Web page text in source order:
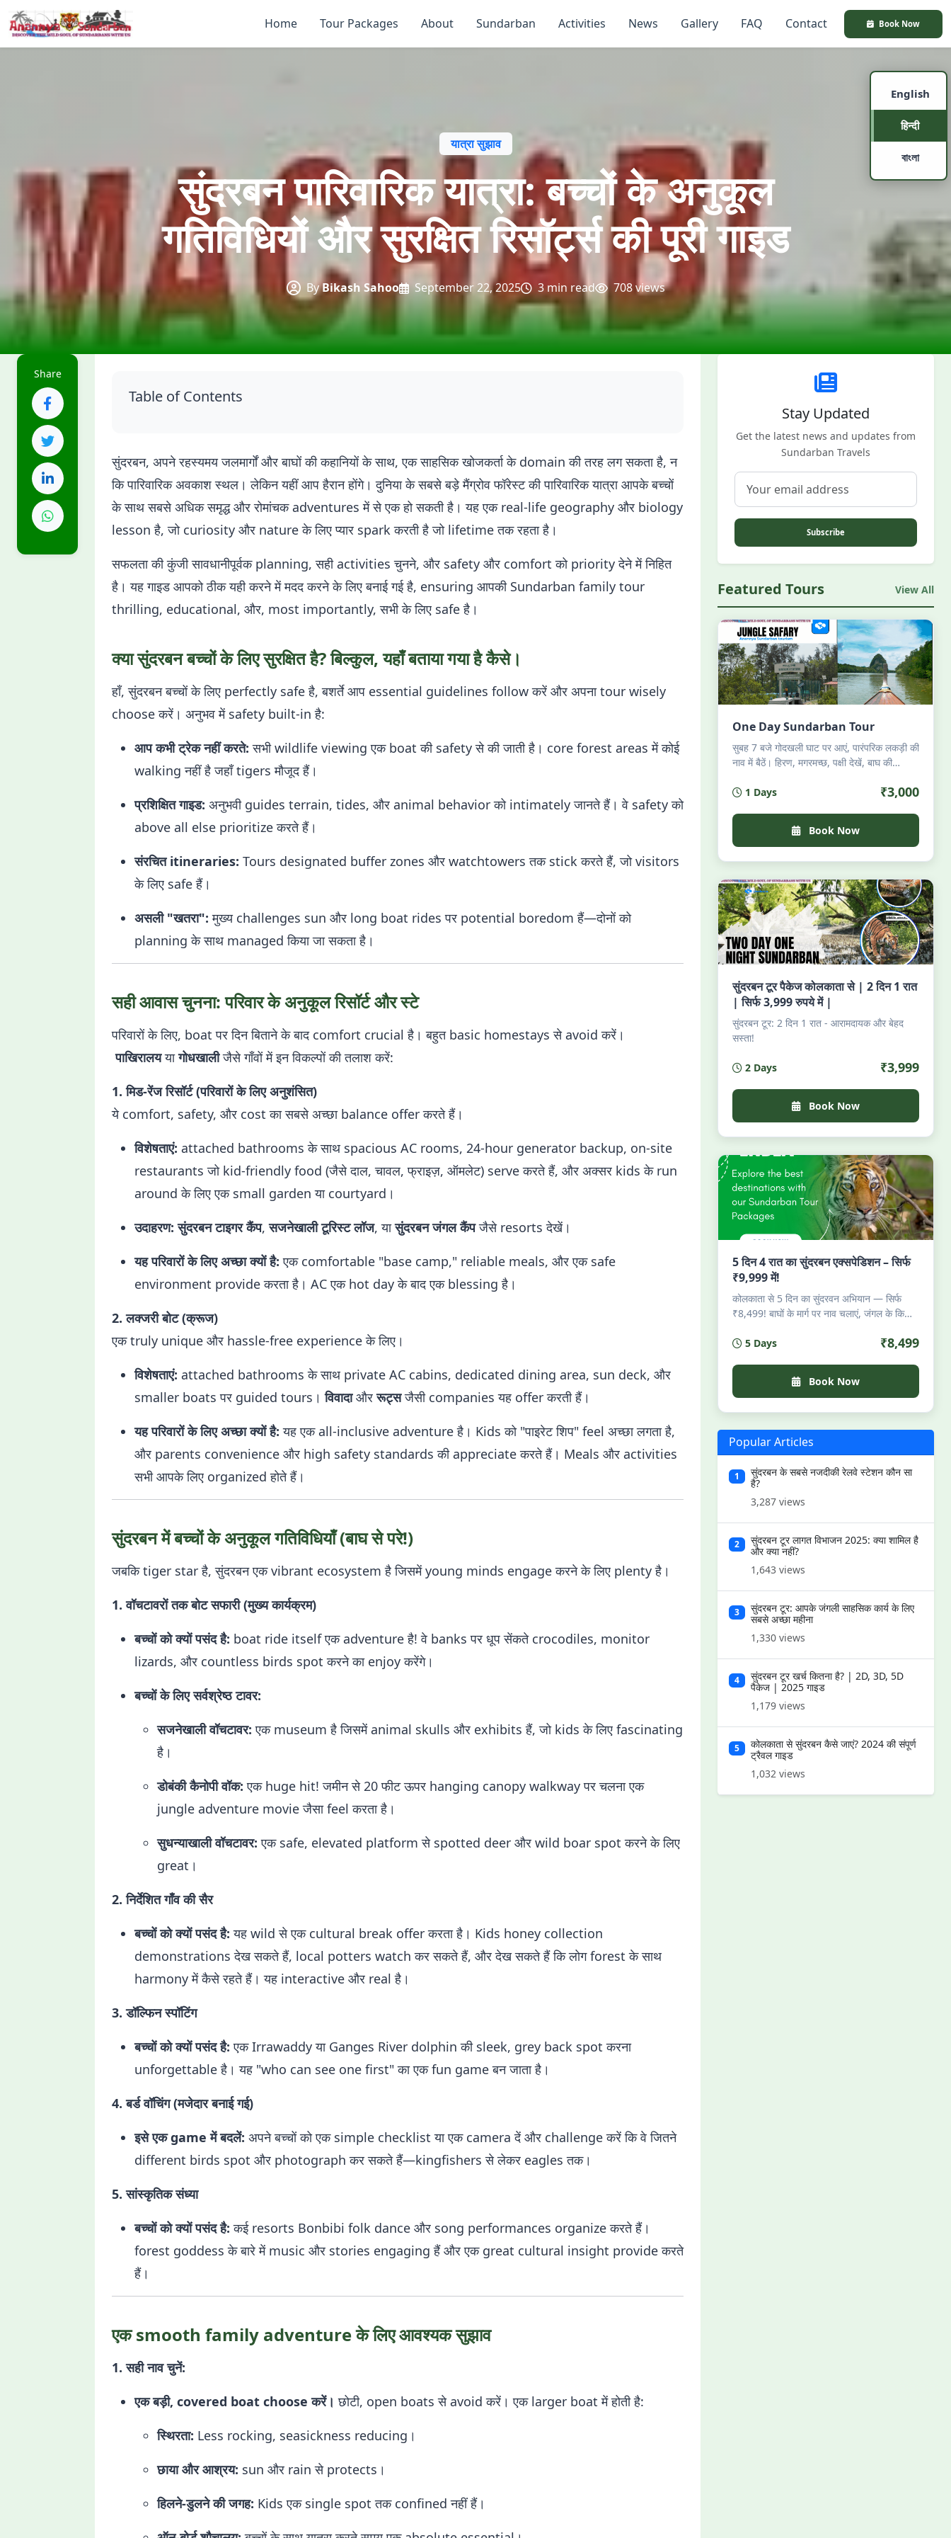
English
हिन्दी
বাংলা
Home Tour Packages About Sundarban Activities News Gallery FAQ Contact Book Now
यात्रा सुझाव
सुंदरबन पारिवारिक यात्रा: बच्चों के अनुकूल
गतिविधियों और सुरक्षित रिसॉर्ट्स की पूरी गाइड
ByBikash Sahoo September 22, 2025 3 min read 708 views
Share
Table of Contents
सुंदरबन, अपने रहस्यमय जलमार्गों और बाघों की कहानियों के साथ, एक साहसिक खोजकर्ता के domain की तरह लग सकता है, न
कि पारिवारिक अवकाश स्थल। लेकिन यहीं आप हैरान होंगे। दुनिया के सबसे बड़े मैंग्रोव फॉरेस्ट की पारिवारिक यात्रा आपके बच्चों
के साथ सबसे अधिक समृद्ध और रोमांचक adventures में से एक हो सकती है। यह एक real-life geography और biology
lesson है, जो curiosity और nature के लिए प्यार spark करती है जो lifetime तक रहता है।
सफलता की कुंजी सावधानीपूर्वक planning, सही activities चुनने, और safety और comfort को priority देने में निहित
है। यह गाइड आपको ठीक यही करने में मदद करने के लिए बनाई गई है, ensuring आपकी Sundarban family tour
thrilling, educational, और, most importantly, सभी के लिए safe है।
क्या सुंदरबन बच्चों के लिए सुरक्षित है? बिल्कुल, यहाँ बताया गया है कैसे।
हाँ, सुंदरबन बच्चों के लिए perfectly safe है, बशर्ते आप essential guidelines follow करें और अपना tour wisely
choose करें। अनुभव में safety built-in है:
आप कभी ट्रेक नहीं करते: सभी wildlife viewing एक boat की safety से की जाती है। core forest areas में कोई
walking नहीं है जहाँ tigers मौजूद हैं।
प्रशिक्षित गाइड: अनुभवी guides terrain, tides, और animal behavior को intimately जानते हैं। वे safety को
above all else prioritize करते हैं।
संरचित itineraries: Tours designated buffer zones और watchtowers तक stick करते हैं, जो visitors
के लिए safe हैं।
असली "खतरा": मुख्य challenges sun और long boat rides पर potential boredom हैं—दोनों को
planning के साथ managed किया जा सकता है।
सही आवास चुनना: परिवार के अनुकूल रिसॉर्ट और स्टे
परिवारों के लिए, boat पर दिन बिताने के बाद comfort crucial है। बहुत basic homestays से avoid करें।
पाखिरालययागोधखालीजैसे गाँवों में इन विकल्पों की तलाश करें:
1. मिड-रेंज रिसॉर्ट (परिवारों के लिए अनुशंसित)
ये comfort, safety, और cost का सबसे अच्छा balance offer करते हैं।
विशेषताएं: attached bathrooms के साथ spacious AC rooms, 24-hour generator backup, on-site
restaurants जो kid-friendly food (जैसे दाल, चावल, फ्राइज़, ऑमलेट) serve करते हैं, और अक्सर kids के run
around के लिए एक small garden या courtyard।
उदाहरण: सुंदरबन टाइगर कैंप,सजनेखाली टूरिस्ट लॉज, यासुंदरबन जंगल कैंपजैसे resorts देखें।
यह परिवारों के लिए अच्छा क्यों है: एक comfortable "base camp," reliable meals, और एक safe
environment provide करता है। AC एक hot day के बाद एक blessing है।
2. लक्जरी बोट (क्रूज)
एक truly unique और hassle-free experience के लिए।
विशेषताएं: attached bathrooms के साथ private AC cabins, dedicated dining area, sun deck, और
smaller boats पर guided tours।विवादाऔररूट्सजैसी companies यह offer करती हैं।
यह परिवारों के लिए अच्छा क्यों है: यह एक all-inclusive adventure है। Kids को "पाइरेट शिप" feel अच्छा लगता है,
और parents convenience और high safety standards की appreciate करते हैं। Meals और activities
सभी आपके लिए organized होते हैं।
सुंदरबन में बच्चों के अनुकूल गतिविधियाँ (बाघ से परे!)
जबकि tiger star है, सुंदरबन एक vibrant ecosystem है जिसमें young minds engage करने के लिए plenty है।
1. वॉचटावरों तक बोट सफारी (मुख्य कार्यक्रम)
बच्चों को क्यों पसंद है: boat ride itself एक adventure है! वे banks पर धूप सेंकते crocodiles, monitor
lizards, और countless birds spot करने का enjoy करेंगे।
बच्चों के लिए सर्वश्रेष्ठ टावर:
सजनेखाली वॉचटावर: एक museum है जिसमें animal skulls और exhibits हैं, जो kids के लिए fascinating
है।
डोबंकी कैनोपी वॉक: एक huge hit! जमीन से 20 फीट ऊपर hanging canopy walkway पर चलना एक
jungle adventure movie जैसा feel करता है।
सुधन्याखाली वॉचटावर: एक safe, elevated platform से spotted deer और wild boar spot करने के लिए
great।
2. निर्देशित गाँव की सैर
बच्चों को क्यों पसंद है: यह wild से एक cultural break offer करता है। Kids honey collection
demonstrations देख सकते हैं, local potters watch कर सकते हैं, और देख सकते हैं कि लोग forest के साथ
harmony में कैसे रहते हैं। यह interactive और real है।
3. डॉल्फिन स्पॉटिंग
बच्चों को क्यों पसंद है: एक Irrawaddy या Ganges River dolphin की sleek, grey back spot करना
unforgettable है। यह "who can see one first" का एक fun game बन जाता है।
4. बर्ड वॉचिंग (मजेदार बनाई गई)
इसे एक game में बदलें: अपने बच्चों को एक simple checklist या एक camera दें और challenge करें कि वे जितने
different birds spot और photograph कर सकते हैं—kingfishers से लेकर eagles तक।
5. सांस्कृतिक संध्या
बच्चों को क्यों पसंद है: कई resorts Bonbibi folk dance और song performances organize करते हैं।
forest goddess के बारे में music और stories engaging हैं और एक great cultural insight provide करते
हैं।
एक smooth family adventure के लिए आवश्यक सुझाव
1. सही नाव चुनें:
एक बड़ी, covered boat choose करें। छोटी, open boats से avoid करें। एक larger boat में होती है:
स्थिरता: Less rocking, seasickness reducing।
छाया और आश्रय: sun और rain से protects।
हिलने-डुलने की जगह: Kids एक single spot तक confined नहीं हैं।
Stay Updated
Get the latest news and updates from
Sundarban Travels
Subscribe
Featured Tours View All
One Day Sundarban Tour
सुबह 7 बजे गोदखली घाट पर आएं, पारंपरिक लकड़ी की
नाव में बैठें। हिरण, मगरमच्छ, पक्षी देखें, बाघ की
भोजन — लुची, झींगा, इलिश। शाम 6 बजे वापसी।
यात्री। केवल प्रकृति, शांति और अनुभव।
1 Days ₹3,000
Book Now
सुंदरबन टूर पैकेज कोलकाता से | 2 दिन 1 रात
| सिर्फ 3,999 रुपये में |
सुंदरबन टूर: 2 दिन 1 रात - आरामदायक और बेहद
सस्ता!
2 Days ₹3,999
Book Now
5 दिन 4 रात का सुंदरबन एक्सपेडिशन – सिर्फ
₹9,999 में!
कोलकाता से 5 दिन का सुंदरवन अभियान — सिर्फ
₹8,499! बाघों के मार्ग पर नाव चलाएं, जंगल के किनारे
ताज़ा मछली का स्वाद लें, मैंग्रोव के नीचे जुगनू देखें।
सीटें। जो जंगल की पुकार सुनते हैं — अलार्म घड़ी से
5 Days ₹8,499
Book Now
Popular Articles
1
सुंदरबन के सबसे नजदीकी रेलवे स्टेशन कौन सा
है?
3,287 views
2
सुंदरबन टूर लागत विभाजन 2025: क्या शामिल है
और क्या नहीं?
1,643 views
3
सुंदरबन टूर: आपके जंगली साहसिक कार्य के लिए
सबसे अच्छा महीना
1,330 views
4
सुंदरबन टूर खर्च कितना है? | 2D, 3D, 5D
पैकेज | 2025 गाइड
1,179 views
5
कोलकाता से सुंदरबन कैसे जाएं? 2024 की संपूर्ण
ट्रैवल गाइड
1,032 views